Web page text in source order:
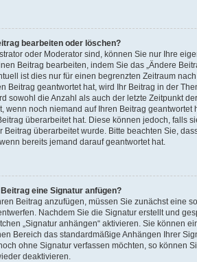
bearbeiten oder löschen?
oder Moderator sind, können Sie nur Ihre
Beitrag bearbeiten, indem Sie das „Ändere
ist dies nur für einen begrenzten Zeitraum
Beitrag geantwortet hat, wird Ihr Beitrag in der
sowohl die Anzahl als auch der letzte Zeitpunkt
wenn noch niemand auf Ihren Beitrag geantwortet
überarbeitet hat. Diese können jedoch, falls
Beitrag überarbeitet wurde. Bitte beachten Sie,
bereits jemand darauf geantwortet hat.
eine Signatur anfügen?
Beitrag anzufügen, müssen Sie zunächst eine
Nachdem Sie die Signatur erstellt und
„Signatur anhängen“ aktivieren. Sie können
Bereich das standardmäßige Anhängen Ihrer
ohne Signatur verfassen möchten, so können
deaktivieren.